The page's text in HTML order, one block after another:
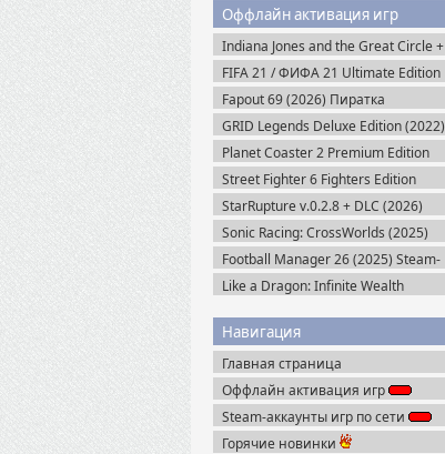
Оффлайн активация игр
Indiana Jones and the Great Circle +
The Order of Giants v.1.0.17.0
(2024) Пиратка
FIFA 21 / ФИФА 21 Ultimate Edition
(2020) Пиратка
Fapout 69 (2026) Пиратка
GRID Legends Deluxe Edition (2022)
EA-Rip
Planet Coaster 2 Premium Edition
(2024) Steam-Rip
Street Fighter 6 Fighters Edition
(2023) Steam-Rip
StarRupture v.0.2.8 + DLC (2026)
Пиратка
Sonic Racing: CrossWorlds (2025)
Steam-Rip
Football Manager 26 (2025) Steam-
Rip
Like a Dragon: Infinite Wealth
Навигация
Главная страница
Оффлайн активация игр
Steam-аккаунты игр по сети
Горячие новинки